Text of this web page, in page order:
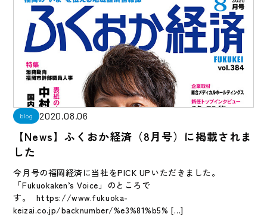
blog 2020.08.06
【News】ふくおか経済（8月号）に掲載されま
した
今月号の福岡経済に当社をPICK UPいただきました。
「Fukuokaken’s Voice」のところで
す。 https://www.fukuoka-
keizai.co.jp/backnumber/%e3%81%b5% […]